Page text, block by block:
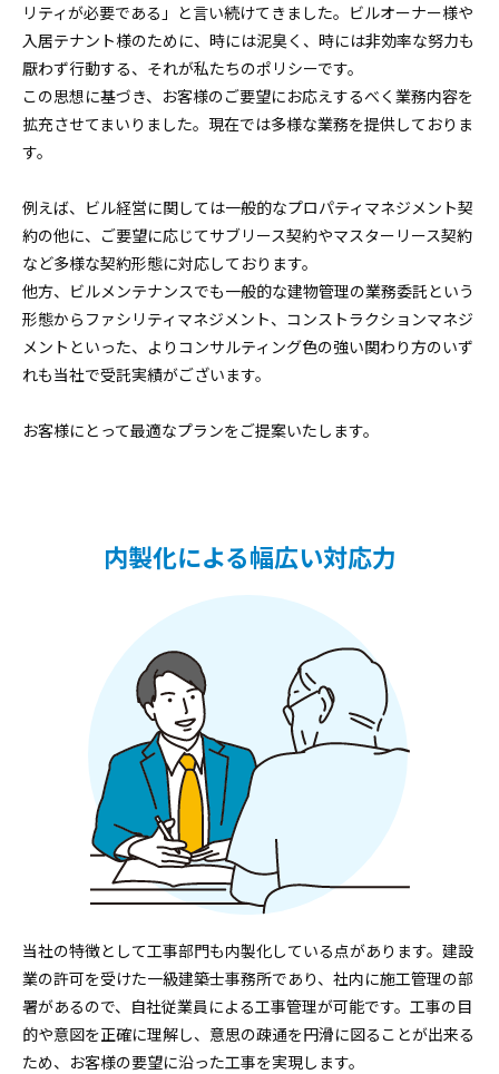
リティが必要である」と言い続けてきました。ビルオーナー様や
入居テナント様のために、時には泥臭く、時には非効率な努力も
厭わず行動する、それが私たちのポリシーです。
この思想に基づき、お客様のご要望にお応えするべく業務内容を
拡充させてまいりました。現在では多様な業務を提供しておりま
す。
例えば、ビル経営に関しては一般的なプロパティマネジメント契
約の他に、ご要望に応じてサブリース契約やマスターリース契約
など多様な契約形態に対応しております。
他方、ビルメンテナンスでも一般的な建物管理の業務委託という
形態からファシリティマネジメント、コンストラクションマネジ
メントといった、よりコンサルティング色の強い関わり方のいず
れも当社で受託実績がございます。
お客様にとって最適なプランをご提案いたします。
内製化による幅広い対応力
当社の特徴として工事部門も内製化している点があります。建設
業の許可を受けた一級建築士事務所であり、社内に施工管理の部
署があるので、自社従業員による工事管理が可能です。工事の目
的や意図を正確に理解し、意思の疎通を円滑に図ることが出来る
ため、お客様の要望に沿った工事を実現します。